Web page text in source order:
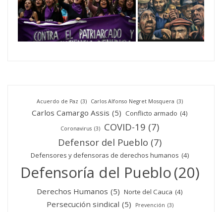
Acuerdo de Paz (3) Carlos Alfonso Negret Mosquera (3)
Carlos Camargo Assis (5) Conflicto armado (4)
Coronavirus (3) COVID-19 (7)
Defensor del Pueblo (7)
Defensores y defensoras de derechos humanos (4)
Defensoría del Pueblo(20)
Derechos Humanos (5) Norte del Cauca (4)
Persecución sindical (5) Prevención (3)